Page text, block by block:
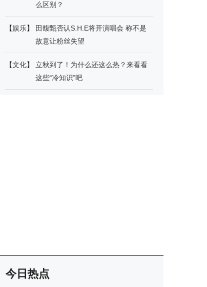
么区别？
【娱乐】
田馥甄否认S.H.E将开演唱会 称不是
故意让粉丝失望
【文化】
立秋到了！为什么还这么热？来看看
这些“冷知识”吧
今日热点